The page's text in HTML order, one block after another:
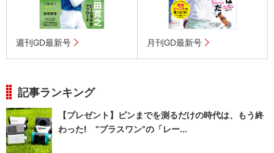
週刊GD最新号 月刊GD最新号
記事ランキング
【プレゼント】ピンまでを測るだけの時代は、もう終
わった! “プラスワン”の「レー...